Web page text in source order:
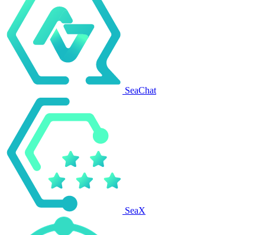
SeaChat
SeaX